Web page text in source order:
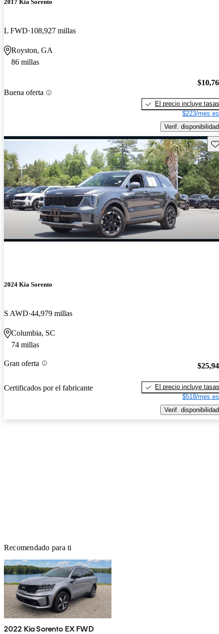
2017 Kia Sorento
L FWD 108,927 millas
Royston, GA
86 millas
Buena oferta
El precio incluye tasas
$223/mes
Verif. disponibilidad
2024 Kia Sorento
S AWD 44,979 millas
Columbia, SC
74 millas
Gran oferta
Certificados por el fabricante
El precio incluye tasas
$518/mes
Verif. disponibilidad
Recomendado para ti
2022 Kia Sorento EX FWD